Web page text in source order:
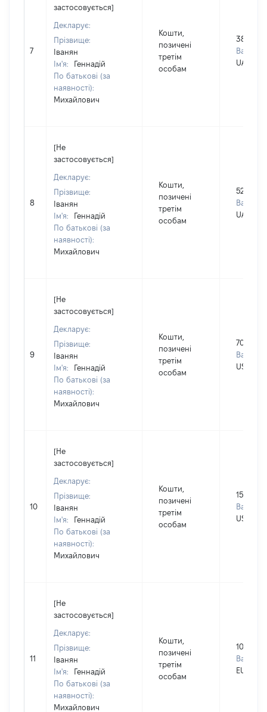
7
застосовується]
Декларує:
Прізвище:
Іванян
Ім'я:
Геннадій
По батькові (за
наявності):
Михайлович
Кошти,
позичені
третім
особам
Валюта:
UAH
8
[Не
застосовується]
Декларує:
Прізвище:
Іванян
Ім'я:
Геннадій
По батькові (за
наявності):
Михайлович
Кошти,
позичені
третім
особам
526932
Валюта:
UAH
9
[Не
застосовується]
Декларує:
Прізвище:
Іванян
Ім'я:
Геннадій
По батькові (за
наявності):
Михайлович
Кошти,
позичені
третім
особам
7000
Валюта:
USD
10
[Не
застосовується]
Декларує:
Прізвище:
Іванян
Ім'я:
Геннадій
По батькові (за
наявності):
Михайлович
Кошти,
позичені
третім
особам
15000
Валюта:
USD
11
[Не
застосовується]
Декларує:
Прізвище:
Іванян
Ім'я:
Геннадій
По батькові (за
наявності):
Михайлович
Кошти,
позичені
третім
особам
10000
Валюта:
EUR